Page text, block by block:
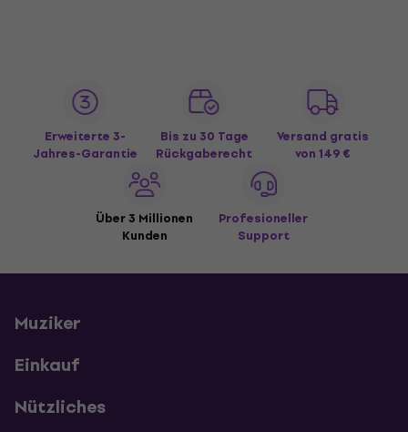
Erweiterte 3-
Jahres-Garantie
Bis zu 30 Tage
Rückgaberecht
Versand gratis
von 149 €
Über 3 Millionen
Kunden
Profesioneller
Support
Muziker
Einkauf
Nützliches